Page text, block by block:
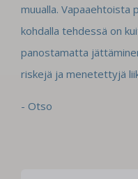
muualla. Vapaaehtoista
kohdalla tehdessä on
panostamatta
riskejä ja menetettyjä
- Otso